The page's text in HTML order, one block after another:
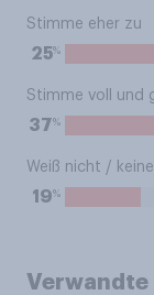
Stimme eher zu
25%
Stimme voll und
37%
Weiß nicht /
19%
Verwandte